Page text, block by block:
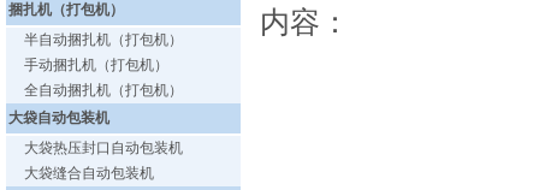
捆扎机（打包机）
半自动捆扎机（打包机）
手动捆扎机（打包机）
全自动捆扎机（打包机）
大袋自动包装机
大袋热压封口自动包装机
大袋缝合自动包装机
内容：